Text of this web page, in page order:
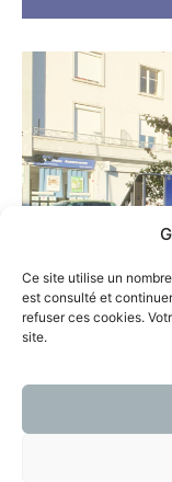
Ce site utilise un
est consulté et
refuser ces cookies.
site.